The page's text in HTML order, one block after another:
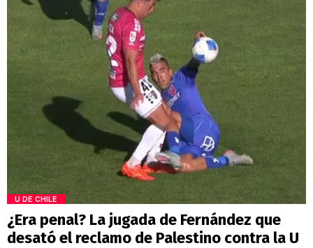
U DE CHILE
¿Era penal? La jugada de Fernández que
desató el reclamo de Palestino contra la U